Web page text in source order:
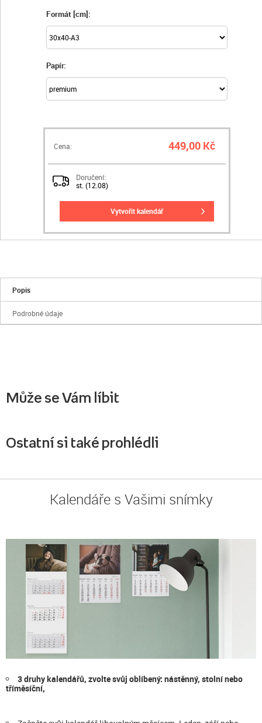
Formát [cm]:
Papír:
Cena: 449,00 Kč
Doručení:
st. (12.08)
vytvořit kalendář
Popis
Podrobné údaje
Může se Vám líbit
Ostatní si také prohlédli
Kalendáře s Vašimi snímky
3 druhy kalendářů, zvolte svůj oblíbený: nástěnný, stolní nebo
tříměsíční,